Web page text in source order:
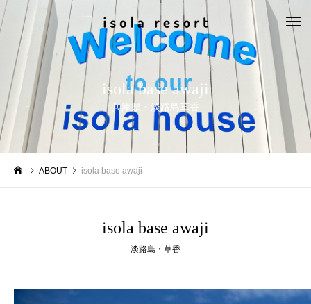
isola base awaji
兵庫県・淡路島草香
ABOUT isola base awaji
isola base awaji
淡路島・草香